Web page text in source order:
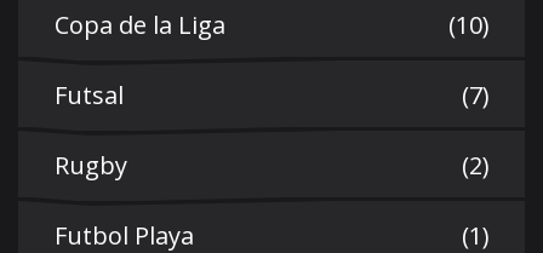
Copa de la Liga (10)
Futsal (7)
Rugby (2)
Futbol Playa (1)